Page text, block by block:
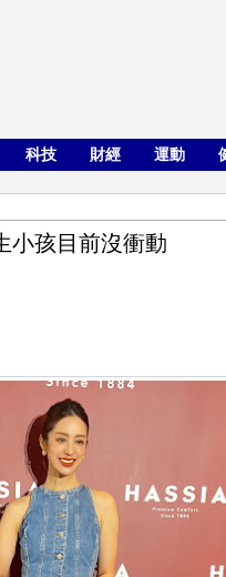
科技 財經 運動
小孩目前沒衝動